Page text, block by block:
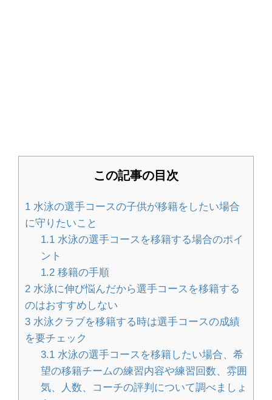
材の違いを比較
ハンドメイドのオーダーメイド販売の
やり方とポイント
へ。大学で勉強する意味
この記事の目次
1 水泳の選手コースの子供が移籍をしたい場合
に守りたいこと
1.1水泳の選手コースを移籍する場合のポイ
ント
1.2移籍の手順
2 水泳に伸び悩んだから選手コースを移籍する
のはおすすめしない
3 水泳クラブを移籍する時は選手コースの成績
を要チェック
3.1水泳の選手コースを移籍したい場合、希
望の移籍チームの練習内容や練習回数、雰囲
気、人数、コーチの評判について調べましょ